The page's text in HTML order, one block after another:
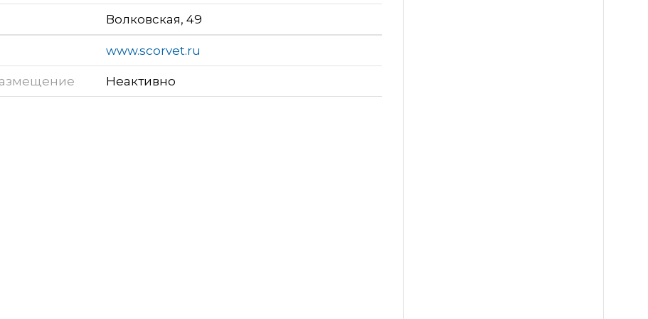
Волковская, 49
www.scorvet.ru
Неактивно